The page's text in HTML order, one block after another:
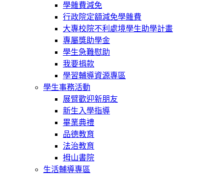
學雜費減免
行政院定額減免學雜費
大專校院不利處境學生助學計畫
專屬獎助學金
學生急難慰助
我要捐款
學習輔導資源專區
學生事務活動
展臂歡迎新朋友
新生入學指導
畢業典禮
品德教育
法治教育
拇山書院
生活輔導專區